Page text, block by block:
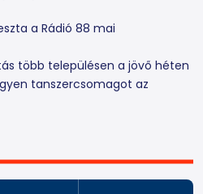
a Rádió 88 mai
több településen a jövő héten
tanszercsomagot az